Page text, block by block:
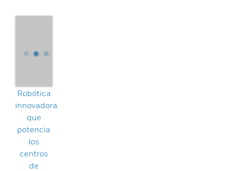
Robótica
innovadora
que
potencia
los
centros
de